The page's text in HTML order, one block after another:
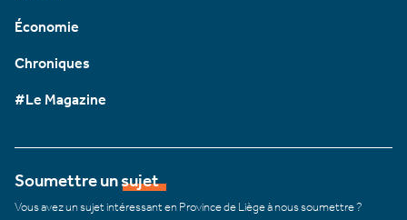
Économie
Chroniques
#Le Magazine
Soumettre un sujet
Vous avez un sujet intéressant en Province de Liège à nous soumettre ?